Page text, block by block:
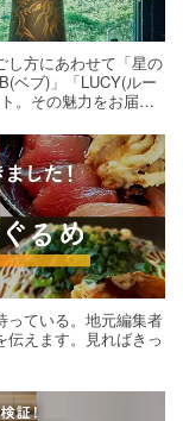
し方にあわせて「星の
ベブ)」「LUCY(ルー
。その魅力をお届け
っている。地元編集者
えます。見ればきっ